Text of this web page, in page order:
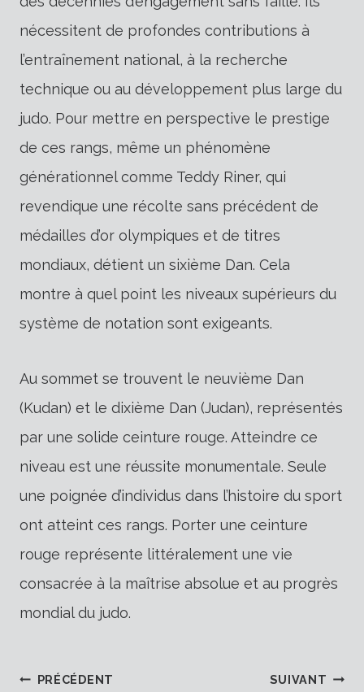
nécessitent de profondes contributions à
l’entraînement national, à la recherche
technique ou au développement plus large du
judo. Pour mettre en perspective le prestige
de ces rangs, même un phénomène
générationnel comme Teddy Riner, qui
revendique une récolte sans précédent de
médailles d’or olympiques et de titres
mondiaux, détient un sixième Dan. Cela
montre à quel point les niveaux supérieurs du
système de notation sont exigeants.
Au sommet se trouvent le neuvième Dan
(Kudan) et le dixième Dan (Judan), représentés
par une solide ceinture rouge. Atteindre ce
niveau est une réussite monumentale. Seule
une poignée d’individus dans l’histoire du sport
ont atteint ces rangs. Porter une ceinture
rouge représente littéralement une vie
consacrée à la maîtrise absolue et au progrès
mondial du judo.
PRÉCÉDENT SUIVANT